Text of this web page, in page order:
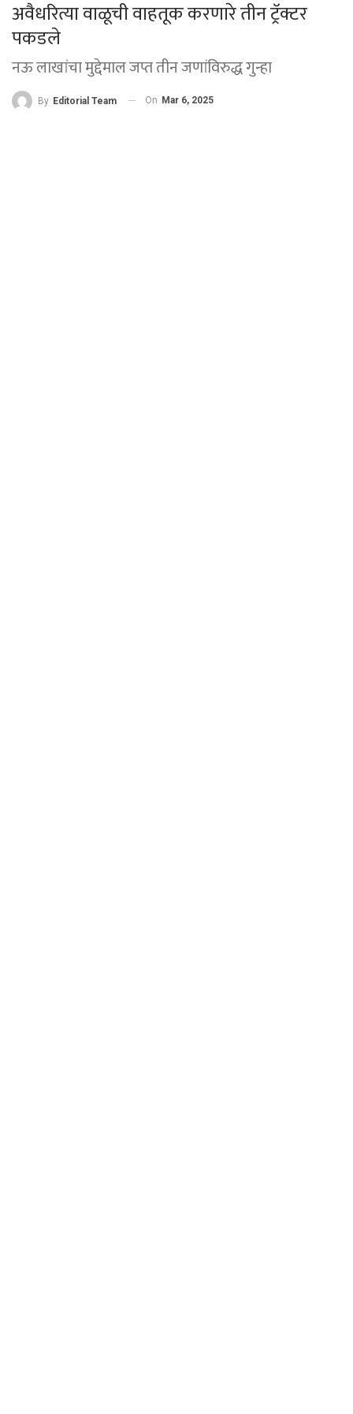
अवैधरित्या वाळूची वाहतूक करणारे तीन ट्रॅक्टर
पकडले
नऊ लाखांचा मुद्देमाल जप्त तीन जणांविरुद्ध गुन्हा
By Editorial Team On Mar 6, 2025